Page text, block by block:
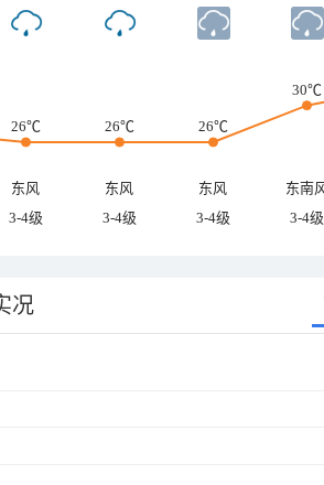
26℃ 26℃ 26℃
30℃
东风 东风 东风
东南
3-4级 3-4级 3-4级 3-4级
况